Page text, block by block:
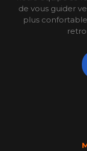
de vous guider
plus